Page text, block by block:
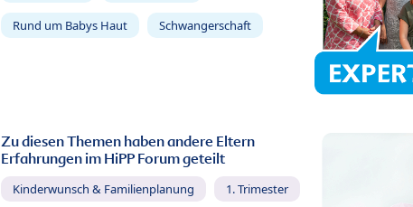
Rund um Babys Haut Schwangerschaft
Zu diesen Themen haben andere Eltern
Erfahrungen im HiPP Forum geteilt
Kinderwunsch & Familienplanung 1. Trimester